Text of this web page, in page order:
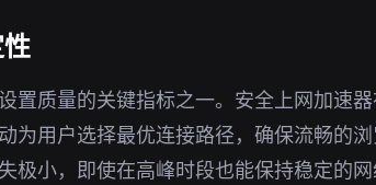
置质量的关键指标之一。安全上网加速
为用户选择最优连接路径，确保流畅的
极小，即使在高峰时段也能保持稳定的网